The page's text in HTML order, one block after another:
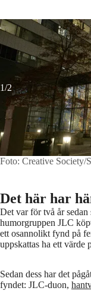
1/2
Foto: Creative Society/
Foto: Creative Society/
Det här har
Det var för två år
humorgruppen JLC
ett osannolikt fynd på
uppskattas ha ett värde
Sedan dess har det
fyndet: JLC-duon,